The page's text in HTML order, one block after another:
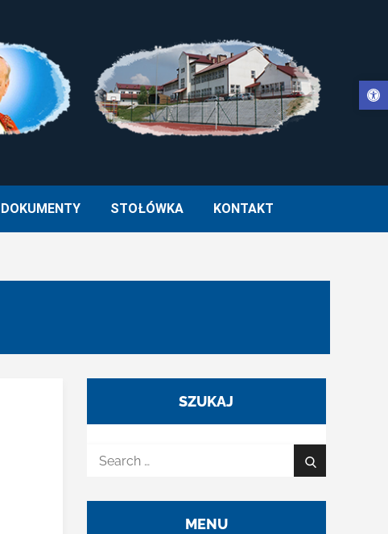
Otwórz pasek narzędzi
II W MUCHARZU
DOKUMENTY STOŁÓWKA KONTAKT
SZUKAJ
Search
Search
MENU